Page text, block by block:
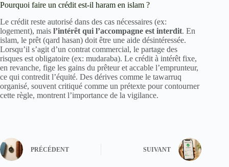
Pourquoi faire un crédit est-il haram en islam ?
Le crédit reste autorisé dans des cas nécessaires (ex:
logement), mais l’intérêt qui l’accompagne est interdit. En
islam, le prêt (qard hasan) doit être une aide désintéressée.
Lorsqu’il s’agit d’un contrat commercial, le partage des
risques est obligatoire (ex: mudaraba). Le crédit à intérêt fixe,
en revanche, fige les gains du prêteur et accable l’emprunteur,
ce qui contredit l’équité. Des dérives comme le tawarruq
organisé, souvent critiqué comme un prétexte pour contourner
cette règle, montrent l’importance de la vigilance.
PRÉCÉDENT SUIVANT